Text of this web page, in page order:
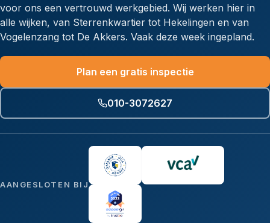
voor ons een vertrouwd werkgebied. Wij werken hier in
alle wijken, van Sterrenkwartier tot Hekelingen en van
Vogelenzang tot De Akkers. Vaak deze week ingepland.
Plan een gratis inspectie
010-3072627
AANGESLOTEN BIJ